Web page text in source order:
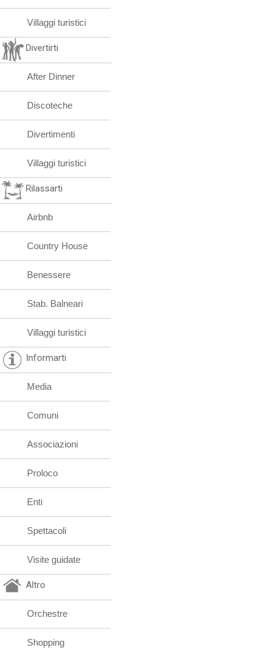
Villaggi turistici
Divertirti
After Dinner
Discoteche
Divertimenti
Villaggi turistici
Rilassarti
Airbnb
Country House
Benessere
Stab. Balneari
Villaggi turistici
Informarti
Media
Comuni
Associazioni
Proloco
Enti
Spettacoli
Visite guidate
Altro
Orchestre
Shopping